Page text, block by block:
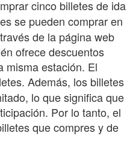
cinco billetes de ida
se pueden comprar en
de la página web
ofrece descuentos
misma estación. El
Además, los billetes
lo que significa que
Por lo tanto, el
que compres y de